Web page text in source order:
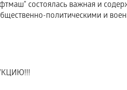
состоялась важная и
политическими и